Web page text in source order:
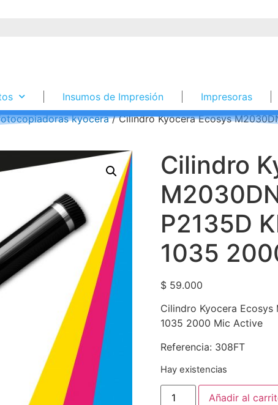
Insumos de Impresión Impresoras
kyocera/ Cilindro Kyocera Ecosys
Cilindro
P2135D
1035
$59.000
Cilindro Kyocera
1035 2000 Mic Active
Referencia: 308FT
Hay existencias
Añadir al